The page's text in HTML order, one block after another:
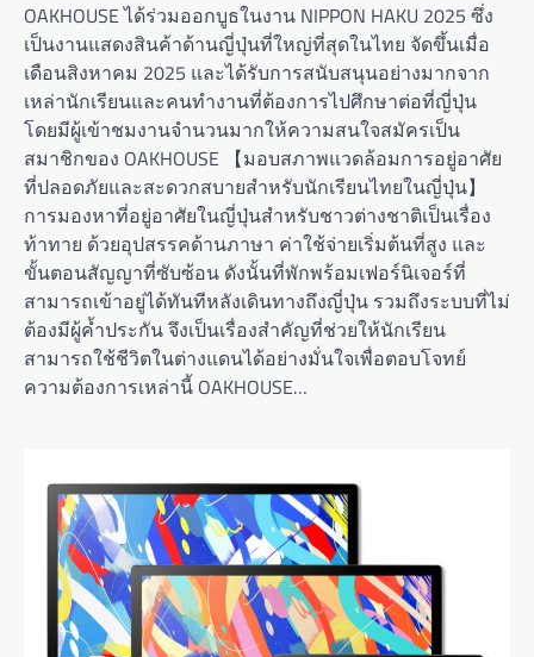
OAKHOUSE ได้ร่วมออกบูธในงาน NIPPON HAKU 2025 ซึ่ง
เป็นงานแสดงสินค้าด้านญี่ปุ่นที่ใหญ่ที่สุดในไทย จัดขึ้นเมื่อ
เดือนสิงหาคม 2025 และได้รับการสนับสนุนอย่างมากจาก
เหล่านักเรียนและคนทำงานที่ต้องการไปศึกษาต่อที่ญี่ปุ่น
โดยมีผู้เข้าชมงานจำนวนมากให้ความสนใจสมัครเป็น
สมาชิกของ OAKHOUSE 【มอบสภาพแวดล้อมการอยู่อาศัย
ที่ปลอดภัยและสะดวกสบายสำหรับนักเรียนไทยในญี่ปุ่น】
การมองหาที่อยู่อาศัยในญี่ปุ่นสำหรับชาวต่างชาติเป็นเรื่อง
ท้าทาย ด้วยอุปสรรคด้านภาษา ค่าใช้จ่ายเริ่มต้นที่สูง และ
ขั้นตอนสัญญาที่ซับซ้อน ดังนั้นที่พักพร้อมเฟอร์นิเจอร์ที่
สามารถเข้าอยู่ได้ทันทีหลังเดินทางถึงญี่ปุ่น รวมถึงระบบที่ไม่
ต้องมีผู้ค้ำประกัน จึงเป็นเรื่องสำคัญที่ช่วยให้นักเรียน
สามารถใช้ชีวิตในต่างแดนได้อย่างมั่นใจเพื่อตอบโจทย์
ความต้องการเหล่านี้ OAKHOUSE…